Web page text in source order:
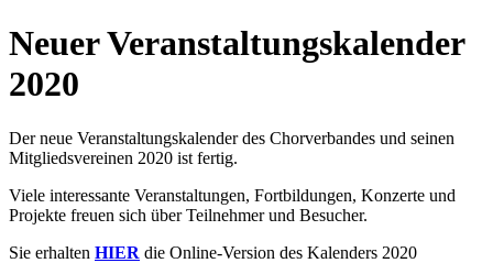
Neuer Veranstaltungskalender
2020
Der neue Veranstaltungskalender des Chorverbandes und seinen
Mitgliedsvereinen 2020 ist fertig.
Viele interessante Veranstaltungen, Fortbildungen, Konzerte und
Projekte freuen sich über Teilnehmer und Besucher.
Sie erhalten HIER die Online-Version des Kalenders 2020